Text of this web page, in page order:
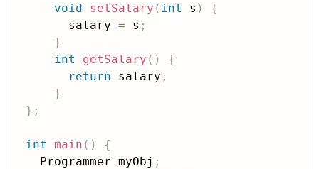
void
setSalary ( int s )
{
      salary
= s ;
}
int
getSalary ( )
{
return salary ;
}
} ;
int main ( )
{
  Programmer myObj
;